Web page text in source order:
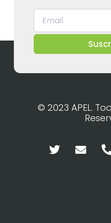
© 2023 APEL.